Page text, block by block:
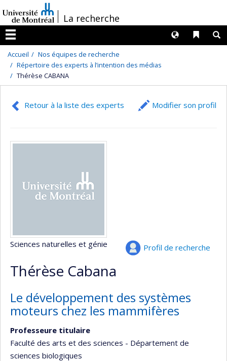
au
contenu
/La recherche
Menu
Liens
Langues
Accueil
Nos équipes de recherche
Répertoire des experts à l’intention des médias
Thérèse CABANA
Retour à la liste des experts Modifier son profil
Profil de recherche
Sciences naturelles et génie
Thérèse Cabana
Le développement des systèmes
moteurs chez les mammifères
Professeure titulaire
Faculté des arts et des sciences - Département de
sciences biologiques